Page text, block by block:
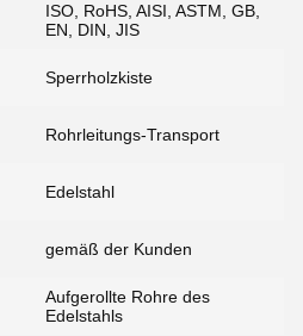
ISO, RoHS, AISI, ASTM, GB,
EN, DIN, JIS
Sperrholzkiste
Rohrleitungs-Transport
Edelstahl
gemäß der Kunden
Aufgerollte Rohre des
Edelstahls